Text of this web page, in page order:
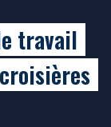
travail